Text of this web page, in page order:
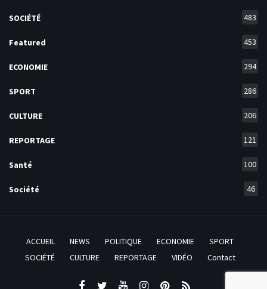
SOCIÉTÉ 483
Featured 453
ECONOMIE 294
SPORT 286
CULTURE 206
REPORTAGE 121
Santé 100
Société 46
ACCUEIL NEWS POLITIQUE ECONOMIE
SPORT
SOCIÉTÉ
CULTURE REPORTAGE VIDÉO Contact